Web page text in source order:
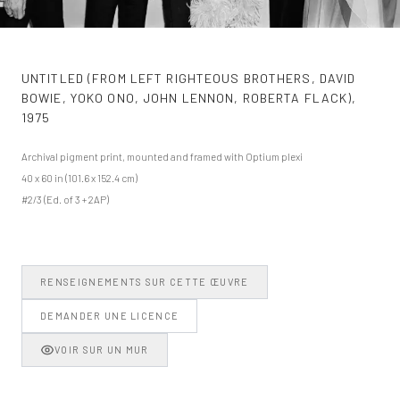
UNTITLED (FROM LEFT RIGHTEOUS BROTHERS, DAVID
BOWIE, YOKO ONO, JOHN LENNON, ROBERTA FLACK),
1975
Archival pigment print, mounted and framed with Optium plexi
40 x 60 in (101.6 x 152.4 cm)
#2/3 (Ed. of 3 + 2AP)
RENSEIGNEMENTS SUR CETTE ŒUVRE
DEMANDER UNE LICENCE
VOIR SUR UN MUR